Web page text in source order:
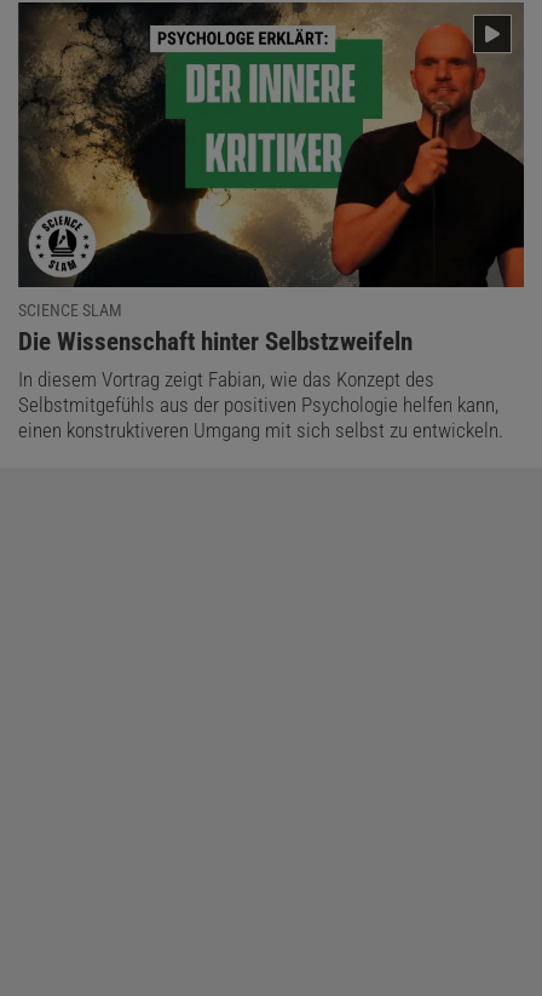
SCIENCE SLAM
:
Die Wissenschaft hinter Selbstzweifeln
In diesem Vortrag zeigt Fabian, wie das Konzept des
Selbstmitgefühls aus der positiven Psychologie helfen kann,
einen konstruktiveren Umgang mit sich selbst zu entwickeln.